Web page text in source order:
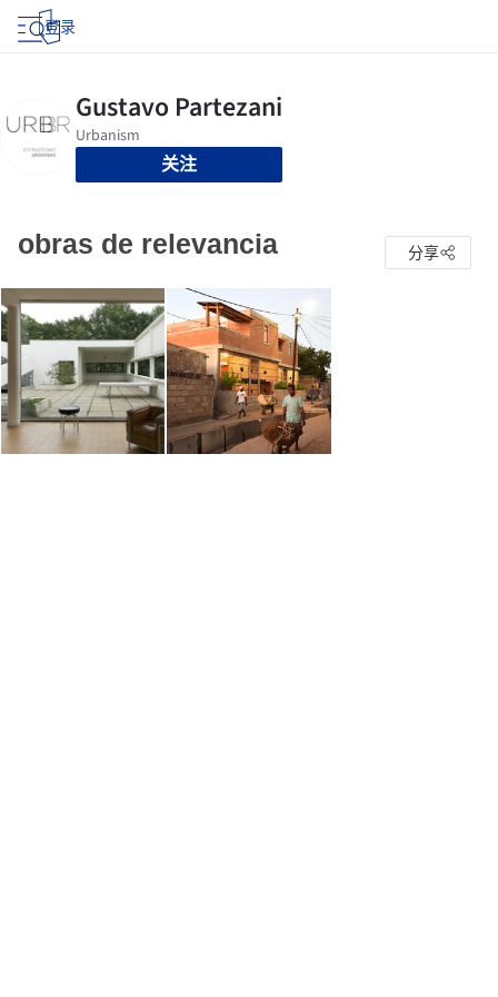
登录
关注
obras de relevancia 分享